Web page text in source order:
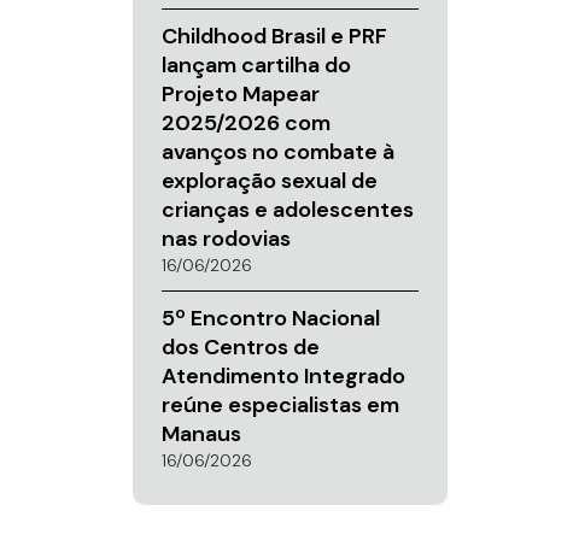
Childhood Brasil e PRF
lançam cartilha do
Projeto Mapear
2025/2026 com
avanços no combate à
exploração sexual de
crianças e adolescentes
nas rodovias
16/06/2026
5º Encontro Nacional
dos Centros de
Atendimento Integrado
reúne especialistas em
Manaus
16/06/2026